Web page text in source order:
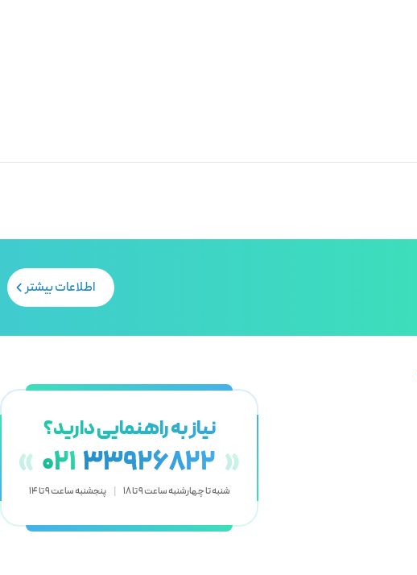
اطلاعات بیشتر
نیاز به راهنمایی دارید؟
« 021 33926822 »
شنبه تا چهارشنبه ساعت 9 تا 18 | پنجشنبه ساعت 9 تا 14